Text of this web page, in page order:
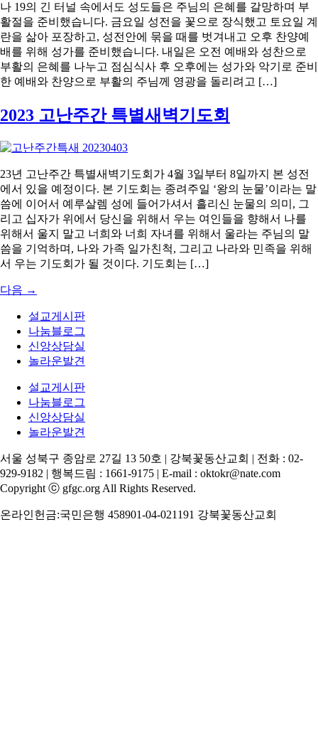
나 19의 긴 터널 속에서도 성도들은 주님의 은혜를 갈망하며 부
활절을 준비했습니다. 금요일 성전을 꽃으로 장식했고 토요일 계
란을 삶아 포장하고, 성전안에 묶을 때를 벗겨내고 오후 찬양예
배를 위해 성가를 준비했습니다. 내일은 오전 예배와 성찬으로
부활의 은혜를 나누고 점심식사 후 오후에는 성가와 악기로 준비
한 예배와 찬양으로 부활의 주님께 영광을 돌리려고 […]
2023 고난주간 특별새벽기도회
23년 고난주간 특별새벽기도회가 4월 3일부터 8일까지 본 성전
에서 있을 예정이다. 본 기도회는 종려주일 ‘왕의 눈물’이라는 말
씀에 이어서 예루살렘 성에 들어가셔서 흘리신 눈물의 의미, 그
리고 십자가 위에서 당신을 위해서 우는 여인들을 향해서 나를
위해서 울지 말고 너희와 너희 자녀를 위해서 울라는 주님의 말
씀을 기억하며, 나와 가족 일가친척, 그리고 나라와 민족을 위해
서 우는 기도회가 될 것이다. 기도회는 […]
다음 →
설교게시판
나눔블로그
신앙상담실
놀라운발견
설교게시판
나눔블로그
신앙상담실
놀라운발견
서울 성북구 종암로 27길 13 50호 | 강북꽃동산교회 | 전화 : 02-
929-9182 | 행복드림 : 1661-9175 | E-mail : oktokr@nate.com
Copyright ⓒ gfgc.org All Rights Reserved.
온라인헌금:국민은행 458901-04-021191 강북꽃동산교회